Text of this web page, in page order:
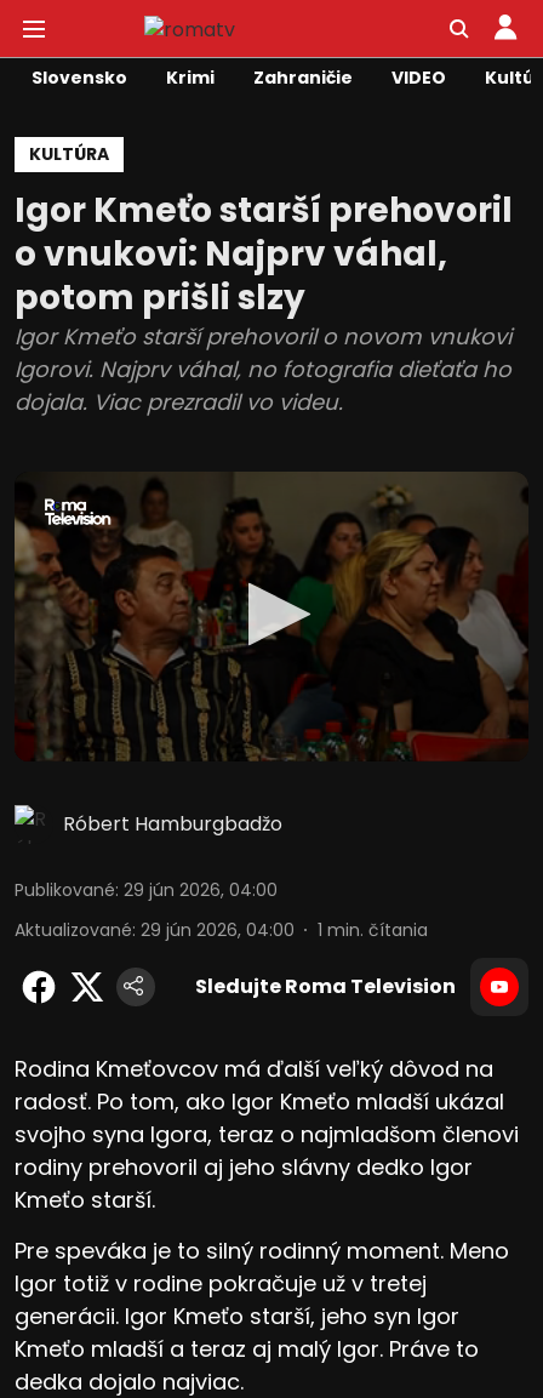
Slovensko Krimi Zahraničie VIDEO
KULTÚRA
Igor Kmeťo starší prehovoril
o vnukovi: Najprv váhal,
potom prišli slzy
Igor Kmeťo starší prehovoril o novom vnukovi
Igorovi. Najprv váhal, no fotografia dieťaťa ho
dojala. Viac prezradil vo videu.
Róbert Hamburgbadžo
Publikované: 29 jún 2026, 04:00
Aktualizované: 29 jún 2026, 04:00 1 min. čítania
Sledujte Roma Television
Rodina Kmeťovcov má ďalší veľký dôvod na
radosť. Po tom, ako Igor Kmeťo mladší ukázal
svojho syna Igora, teraz o najmladšom členovi
rodiny prehovoril aj jeho slávny dedko Igor
Kmeťo starší.
Pre speváka je to silný rodinný moment. Meno
Igor totiž v rodine pokračuje už v tretej
generácii. Igor Kmeťo starší, jeho syn Igor
Kmeťo mladší a teraz aj malý Igor. Práve to
dedka dojalo najviac.